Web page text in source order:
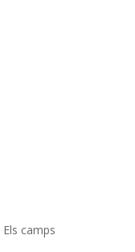
Els camps